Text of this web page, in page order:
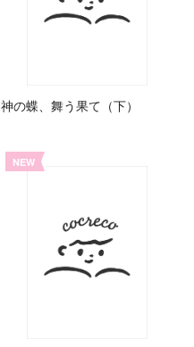
神の蝶、舞う果て（下）
NEW